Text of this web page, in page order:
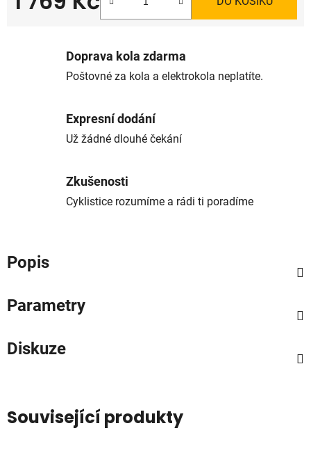
Doprava kola zdarma
Poštovné za kola a elektrokola neplatíte.
Expresní dodání
Už žádné dlouhé čekání
Zkušenosti
Cyklistice rozumíme a rádi ti poradíme
Popis
Parametry
Diskuze
Související produkty